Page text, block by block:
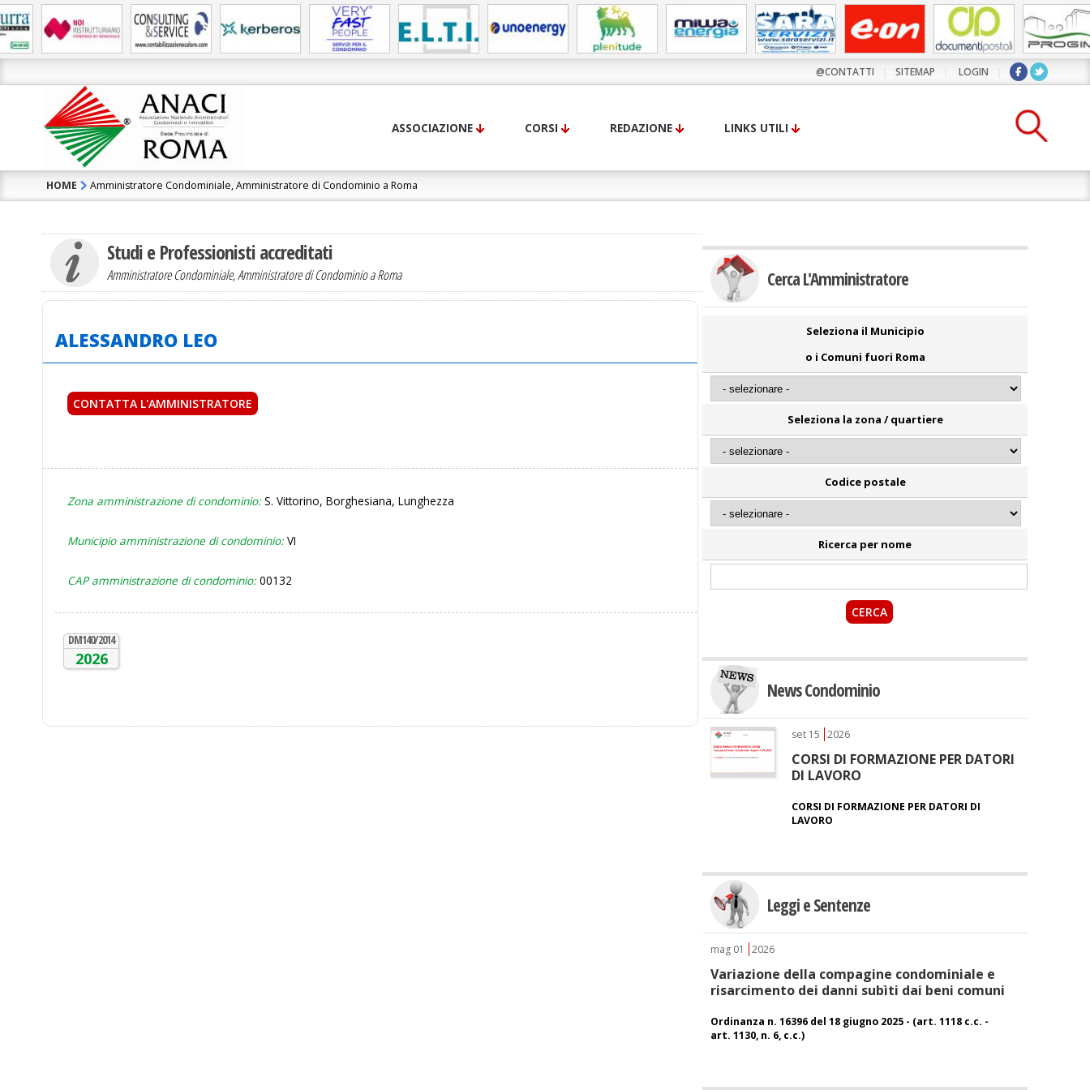
@CONTATTI SITEMAP LOGIN
ASSOCIAZIONE CORSI REDAZIONE LINKS UTILI
HOME Amministratore Condominiale, Amministratore di Condominio a Roma
Studi e Professionisti accreditati
Amministratore Condominiale, Amministratore di Condominio a Roma
ALESSANDRO LEO
CONTATTA L'AMMINISTRATORE
Contatta l'Amministratore di Condominio:
Zona amministrazione di condominio:S. Vittorino, Borghesiana, Lunghezza
Municipio amministrazione di condominio:VI
CAP amministrazione di condominio:00132
DM140/2014
2026
Cerca L'Amministratore
Seleziona il Municipio
o i Comuni fuori Roma
Seleziona la zona / quartiere
Codice postale
Ricerca per nome
News Condominio
set 15 2026
CORSI DI FORMAZIONE PER DATORI
DI LAVORO
CORSI DI FORMAZIONE PER DATORI DI
LAVORO
Leggi e Sentenze
mag 01 2026
Variazione della compagine condominiale e
risarcimento dei danni subìti dai beni comuni
Ordinanza n. 16396 del 18 giugno 2025 - (art. 1118 c.c. -
art. 1130, n. 6, c.c.)